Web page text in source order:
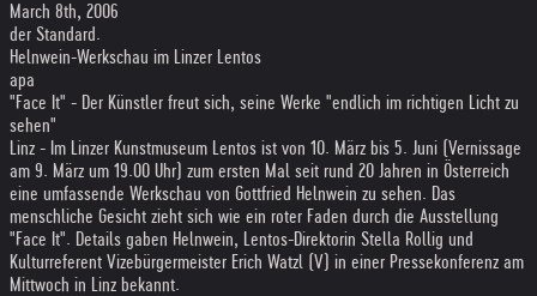
March 8th, 2006
der Standard.
Helnwein-Werkschau im Linzer Lentos
apa
"Face It" - Der Künstler freut sich, seine Werke "endlich im richtigen Licht zu
sehen"
Linz - Im Linzer Kunstmuseum Lentos ist von 10. März bis 5. Juni (Vernissage
am 9. März um 19.00 Uhr) zum ersten Mal seit rund 20 Jahren in Österreich
eine umfassende Werkschau von Gottfried Helnwein zu sehen. Das
menschliche Gesicht zieht sich wie ein roter Faden durch die Ausstellung
"Face It". Details gaben Helnwein, Lentos-Direktorin Stella Rollig und
Kulturreferent Vizebürgermeister Erich Watzl (V) in einer Pressekonferenz am
Mittwoch in Linz bekannt.